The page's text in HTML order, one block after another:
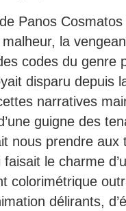
Panos
la
codes du genre
disparu depuis
narratives
guigne des
nous prendre
le charme
colorimétrique
délirants,